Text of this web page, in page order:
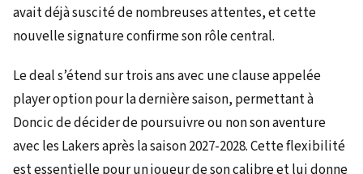
avait déjà suscité de nombreuses attentes, et cette
nouvelle signature confirme son rôle central.
Le deal s’étend sur trois ans avec une clause appelée
player option pour la dernière saison, permettant à
Doncic de décider de poursuivre ou non son aventure
avec les Lakers après la saison 2027-2028. Cette flexibilité
est essentielle pour un joueur de son calibre et lui donne